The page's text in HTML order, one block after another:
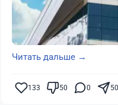
Читать дальше →
133 50 0 50